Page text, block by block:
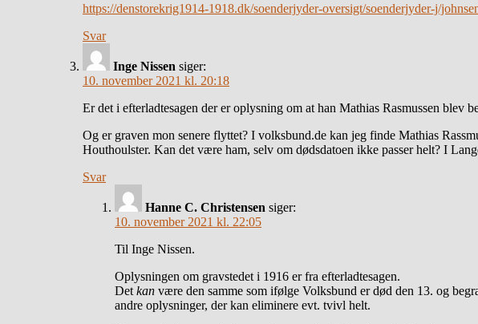
https://denstorekrig1914-1918.dk/soenderjyder-oversigt/soenderjyder-j/
Svar
Inge Nissen siger:
10. november 2021 kl. 20:18
Er det i efterladtesagen der er oplysning om at han Mathias Rasmussen blev
Og er graven mon senere flyttet? I volksbund.de kan jeg finde Mathias
Houthoulster. Kan det være ham, selv om dødsdatoen ikke passer helt? I
Svar
Hanne C. Christensen siger:
10. november 2021 kl. 22:05
Til Inge Nissen.
Oplysningen om gravstedet i 1916 er fra efterladtesagen.
Det kan være den samme som ifølge Volksbund er død den 13. og
andre oplysninger, der kan eliminere evt. tvivl helt.